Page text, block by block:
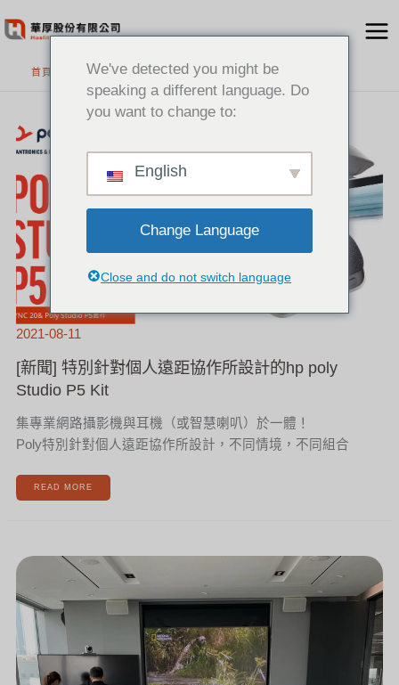
至
首頁
2021-08-11
[新聞] 特別針對個人遠距協作所設計的hp poly
Studio P5 Kit
集專業網路攝影機與耳機（或智慧喇叭）於一體！
Poly特別針對個人遠距協作所設計，不同情境，不同組合
特
別
針
對
遠
距
所
設
STUDIO
P5
KIT
READ MORE
聞]
享
NORTHVISION
獲
得
韓
國
POSCO
INTERNATIONAL
選
用
We've detected you might be
speaking a different language. Do
you want to change to:
English
Change Language
Close and do not switch language